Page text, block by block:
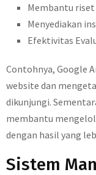
Membantu riset
Menyediakan
Efektivitas
Contohnya, Google
website dan
dikunjungi.
membantu
dengan hasil yang
Sistem